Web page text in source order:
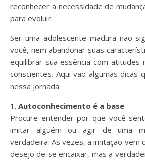
reconhecer a necessidade de
para evoluir.
Ser uma adolescente madura não
você, nem abandonar suas
equilibrar sua essência com atitudes
conscientes. Aqui vão algumas dicas
nessa jornada:
1. Autoconhecimento é a base
Procure entender por que você
imitar alguém ou agir de uma
verdadeira. Às vezes, a imitação vem
desejo de se encaixar, mas a